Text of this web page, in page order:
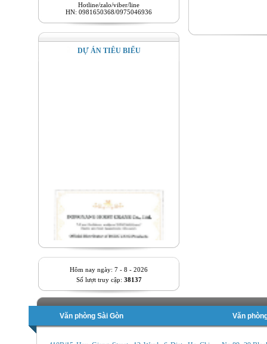
Hotline/zalo/viber/line
HN: 0981650368/0975046936
DỰ ÁN TIÊU BIỂU
Hôm nay ngày: 7 - 8 - 2026
Số lượt truy cập: 38137
Văn phòng Sài Gòn Văn